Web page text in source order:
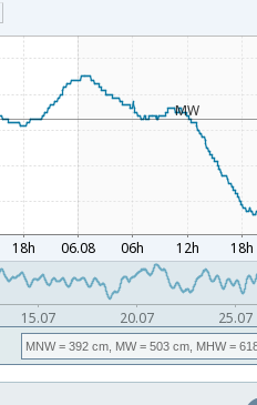
MNW= 392 cm, MW= 503 cm, MHW=